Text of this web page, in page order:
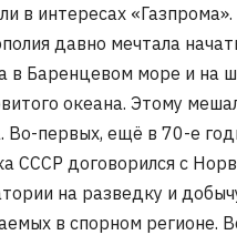
в интересах «Газпрома».
давно мечтала
в Баренцевом море и на
океана. Этому
Во-первых, ещё в 70-е
СССР договорился с
на разведку и
в спорном регионе.